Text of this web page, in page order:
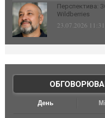
Перспектива:
Wildberries
23.07.2026 11:31
День